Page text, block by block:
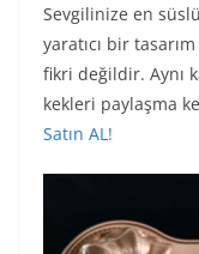
Sevgilinize en
yaratıcı bir
fikri değildir. Aynı
kekleri paylaşma
Satın AL!